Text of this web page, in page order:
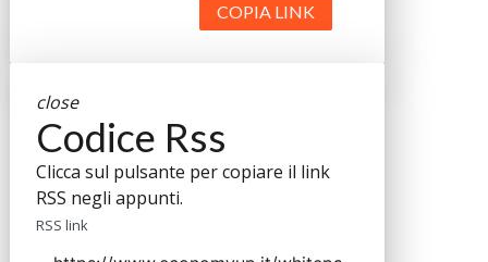
COPIA LINK
close
Codice Rss
Clicca sul pulsante per copiare il link
RSS negli appunti.
RSS link